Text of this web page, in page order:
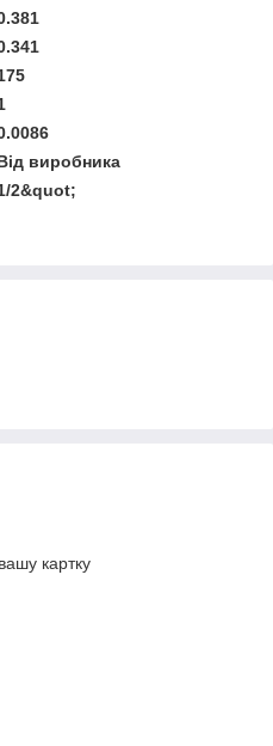
виробника
2&quot;
картку